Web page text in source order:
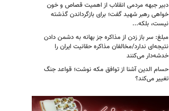
دبیر جبهه مردمی انقلاب از اهمیت قصاص و خون
خواهی رهبر شهید گفت؛ برای بازگرداندن گذشته
نیست، بلکه...
مبلغ: سر باز زدن از مذاکره‌ جز بهانه به دشمن دادن
نتیجه‌ای ندارد/مخالفان مذاکره حقانیت ایران را
خدشه‌دار می‌کنند
حسام الدین آشنا از توافق مکه نوشت؛ قواعد جنگ
تغییر می‌کند؟